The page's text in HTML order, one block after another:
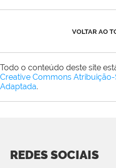
VOLTAR AO
Todo o conteúdo deste site
Creative Commons
Adaptada.
REDES SOCIAIS